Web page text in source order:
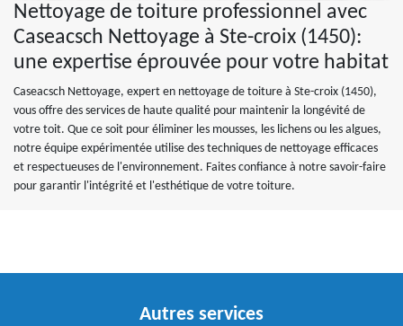
Nettoyage de toiture professionnel avec
Caseacsch Nettoyage à Ste-croix (1450):
une expertise éprouvée pour votre habitat
Caseacsch Nettoyage, expert en nettoyage de toiture à Ste-croix (1450),
vous offre des services de haute qualité pour maintenir la longévité de
votre toit. Que ce soit pour éliminer les mousses, les lichens ou les algues,
notre équipe expérimentée utilise des techniques de nettoyage efficaces
et respectueuses de l'environnement. Faites confiance à notre savoir-faire
pour garantir l'intégrité et l'esthétique de votre toiture.
Autres services